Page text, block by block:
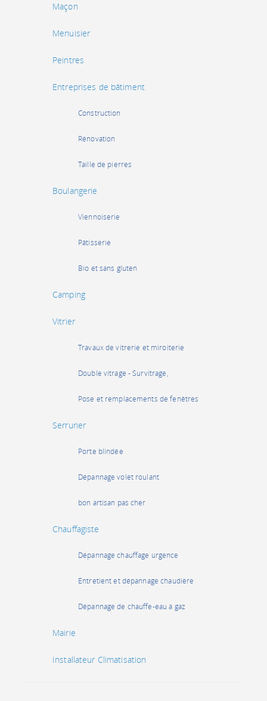
Maçon
Menuisier
Peintres
Entreprises de bâtiment
Construction
Rénovation
Taille de pierres
Boulangerie
Viennoiserie
Pâtisserie
Bio et sans gluten
Camping
Vitrier
Travaux de vitrerie et miroiterie
Double vitrage - Survitrage,
Pose et remplacements de fenêtres
Serrurier
Porte blindée
Dépannage volet roulant
bon artisan pas cher
Chauffagiste
Dépannage chauffage urgence
Entretient et dépannage chaudière
Dépannage de chauffe-eau à gaz
Mairie
Installateur Climatisation